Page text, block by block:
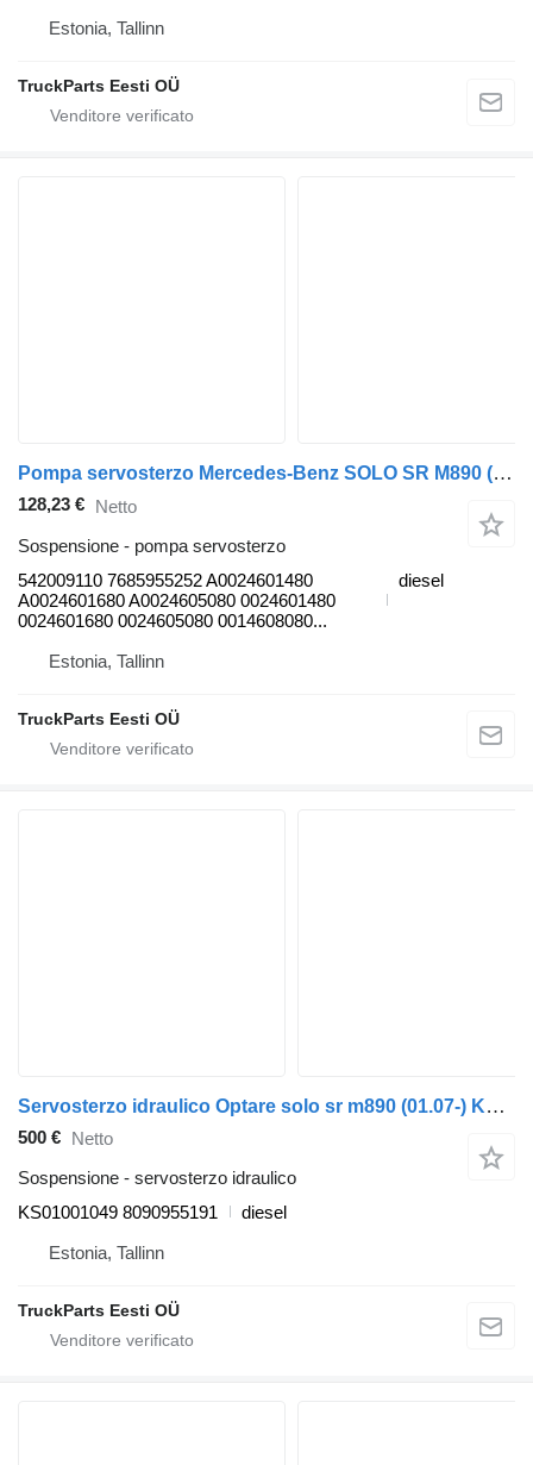
Estonia, Tallinn
TruckParts Eesti OÜ
Pompa servosterzo Mercedes-Benz SOLO SR M890 (01.07-) 542009110 per autobus Optare Solo Sr, Tempo, Versa, Olymus, Toro (2004-)
128,23 € Netto
Sospensione - pompa servosterzo
542009110 7685955252 A0024601480
A0024601680 A0024605080 0024601480
0024601680 0024605080 0014608080...
diesel
Estonia, Tallinn
TruckParts Eesti OÜ
Servosterzo idraulico Optare solo sr m890 (01.07-) KS01001049 per autobus Optare Solo Sr, Tempo, Versa, Olymus, Toro (2004-)
500 € Netto
Sospensione - servosterzo idraulico
KS01001049 8090955191
diesel
Estonia, Tallinn
TruckParts Eesti OÜ